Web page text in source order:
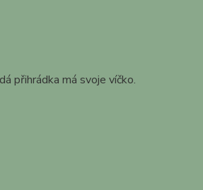
přihrádka má svoje víčko.